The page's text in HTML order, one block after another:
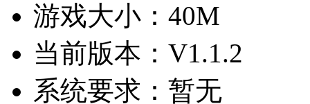
游戏大小： 40M
当前版本： V1.1.2
系统要求： 暂无